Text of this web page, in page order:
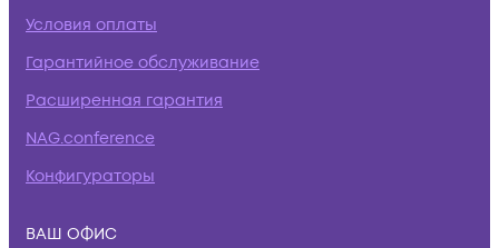
Условия оплаты
Гарантийное обслуживание
Расширенная гарантия
NAG.conference
Конфигураторы
ВАШ ОФИС